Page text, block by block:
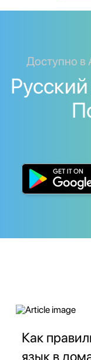
Доступно в
Как
язык в